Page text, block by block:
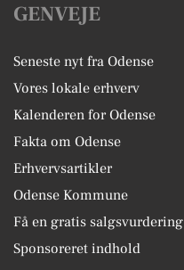
GENVEJE
Seneste nyt fra Odense
Vores lokale erhverv
Kalenderen for Odense
Fakta om Odense
Erhvervsartikler
Odense Kommune
Få en gratis salgsvurdering
Sponsoreret indhold